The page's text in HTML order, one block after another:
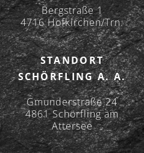
Bergstraße 1
4716 Hofkirchen/Trn.
STANDORT
SCHÖRFLING A. A.
Gmunderstraße 24
4861 Schörfling am
Attersee